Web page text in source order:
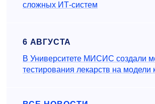
сложных ИТ-систем
6 АВГУСТА
В Университете МИСИС создали
тестирования лекарств на модели